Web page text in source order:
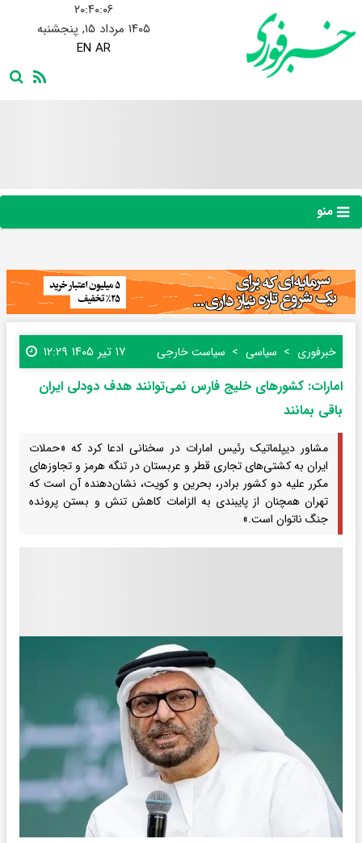
۲۰:۴۰:۰۷
۱۴۰۵ مرداد ۱۵, پنجشنبه
EN AR
منو
خبرفوری سیاسی سیاست خارجی ۱۷ تیر ۱۴۰۵ ۱۲:۲۹
امارات: کشورهای خلیج فارس نمی‌توانند هدف دودلی ایران
باقی بمانند
مشاور دیپلماتیک رئیس امارات در سخنانی ادعا کرد که «حملات
ایران به کشتی‌های تجاری قطر و عربستان در تنگه هرمز و تجاوزهای
مکرر علیه دو کشور برادر، بحرین و کویت، نشان‌دهنده آن است که
تهران همچنان از پایبندی به الزامات کاهش تنش و بستن پرونده
جنگ ناتوان است.»